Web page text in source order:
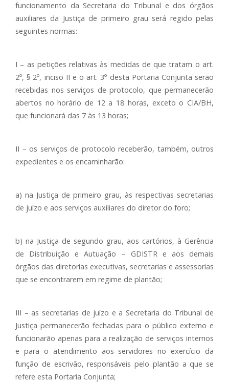
funcionamento da Secretaria do Tribunal e dos órgãos
auxiliares da Justiça de primeiro grau será regido pelas
seguintes normas:
I – as petições relativas às medidas de que tratam o art.
2º, § 2º, inciso II e o art. 3º desta Portaria Conjunta serão
recebidas nos serviços de protocolo, que permanecerão
abertos no horário de 12 a 18 horas, exceto o CIA/BH,
que funcionará das 7 às 13 horas;
II – os serviços de protocolo receberão, também, outros
expedientes e os encaminharão:
a) na Justiça de primeiro grau, às respectivas secretarias
de juízo e aos serviços auxiliares do diretor do foro;
b) na Justiça de segundo grau, aos cartórios, à Gerência
de Distribuição e Autuação – GDISTR e aos demais
órgãos das diretorias executivas, secretarias e assessorias
que se encontrarem em regime de plantão;
III – as secretarias de juízo e a Secretaria do Tribunal de
Justiça permanecerão fechadas para o público externo e
funcionarão apenas para a realização de serviços internos
e para o atendimento aos servidores no exercício da
função de escrivão, responsáveis pelo plantão a que se
refere esta Portaria Conjunta;